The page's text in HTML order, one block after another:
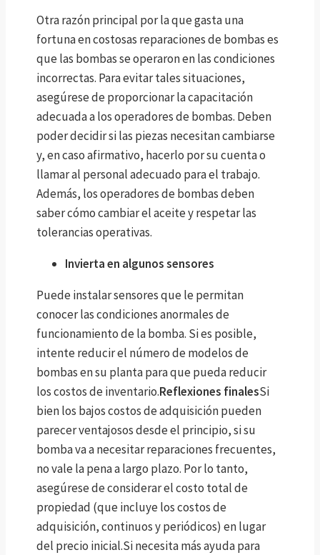
Otra razón principal por la que gasta una
fortuna en costosas reparaciones de bombas es
que las bombas se operaron en las condiciones
incorrectas. Para evitar tales situaciones,
asegúrese de proporcionar la capacitación
adecuada a los operadores de bombas. Deben
poder decidir si las piezas necesitan cambiarse
y, en caso afirmativo, hacerlo por su cuenta o
llamar al personal adecuado para el trabajo.
Además, los operadores de bombas deben
saber cómo cambiar el aceite y respetar las
tolerancias operativas.
Invierta en algunos sensores
Puede instalar sensores que le permitan
conocer las condiciones anormales de
funcionamiento de la bomba. Si es posible,
intente reducir el número de modelos de
bombas en su planta para que pueda reducir
los costos de inventario.Reflexiones finalesSi
bien los bajos costos de adquisición pueden
parecer ventajosos desde el principio, si su
bomba va a necesitar reparaciones frecuentes,
no vale la pena a largo plazo. Por lo tanto,
asegúrese de considerar el costo total de
propiedad (que incluye los costos de
adquisición, continuos y periódicos) en lugar
del precio inicial.Si necesita más ayuda para